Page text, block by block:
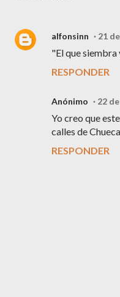
alfonsinn 21
"El que siembra
RESPONDER
Anónimo 22
Yo creo que
calles de
RESPONDER